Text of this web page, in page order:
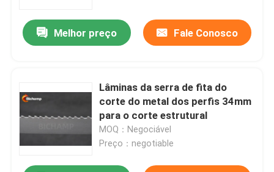
Melhor preço Fale Conosco
Lâminas da serra de fita do
corte do metal dos perfis 34mm
para o corte estrutural
MOQ：Negociável
Preço：negotiable